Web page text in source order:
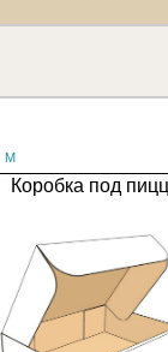
M
Коробка под